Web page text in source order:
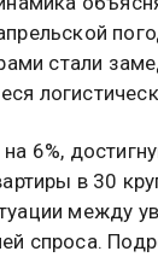
стали
6%,
в 30
между
спроса.